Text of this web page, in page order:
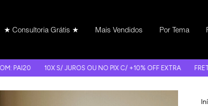
★ Consultoria Grátis ★ Mais Vendidos Por Tema
10X S/ JUROS OU NO PIX C/ +10% OFF EXTRA FRETE GRÁTIS